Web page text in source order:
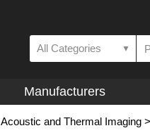
All Categories ▼
Manufacturers
Acoustic and Thermal Imaging